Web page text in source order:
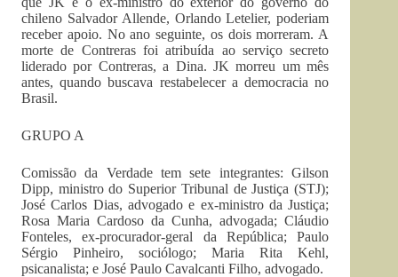
chileno Salvador Allende, Orlando Letelier, poderiam
receber apoio. No ano seguinte, os dois morreram. A
morte de Contreras foi atribuída ao serviço secreto
liderado por Contreras, a Dina. JK morreu um mês
antes, quando buscava restabelecer a democracia no
Brasil.
GRUPO A
Comissão da Verdade tem sete integrantes: Gilson
Dipp, ministro do Superior Tribunal de Justiça (STJ);
José Carlos Dias, advogado e ex-ministro da Justiça;
Rosa Maria Cardoso da Cunha, advogada; Cláudio
Fonteles, ex-procurador-geral da República; Paulo
Sérgio Pinheiro, sociólogo; Maria Rita Kehl,
psicanalista; e José Paulo Cavalcanti Filho, advogado.